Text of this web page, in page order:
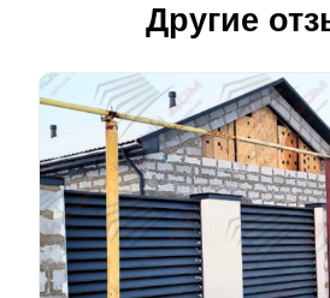
Другие